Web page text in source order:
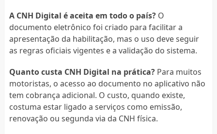
A CNH Digital é aceita em todo o país?O
documento eletrônico foi criado para facilitar a
apresentação da habilitação, mas o uso deve seguir
as regras oficiais vigentes e a validação do sistema.
Quanto custa CNH Digital na prática?Para muitos
motoristas, o acesso ao documento no aplicativo não
tem cobrança adicional. O custo, quando existe,
costuma estar ligado a serviços como emissão,
renovação ou segunda via da CNH física.